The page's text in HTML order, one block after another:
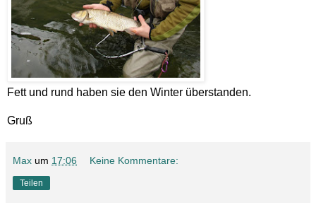
Fett und rund haben sie den Winter überstanden.
Gruß
Max um 17:06 Keine Kommentare:
Teilen